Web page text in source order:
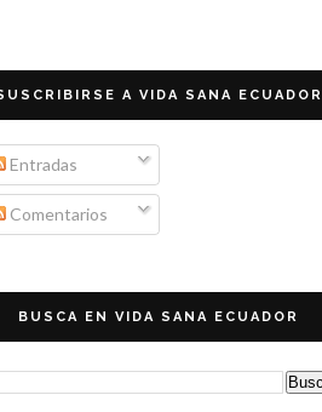
A VIDA SANA ECUADOR
Entradas
Comentarios
BUSCA EN VIDA SANA ECUADOR